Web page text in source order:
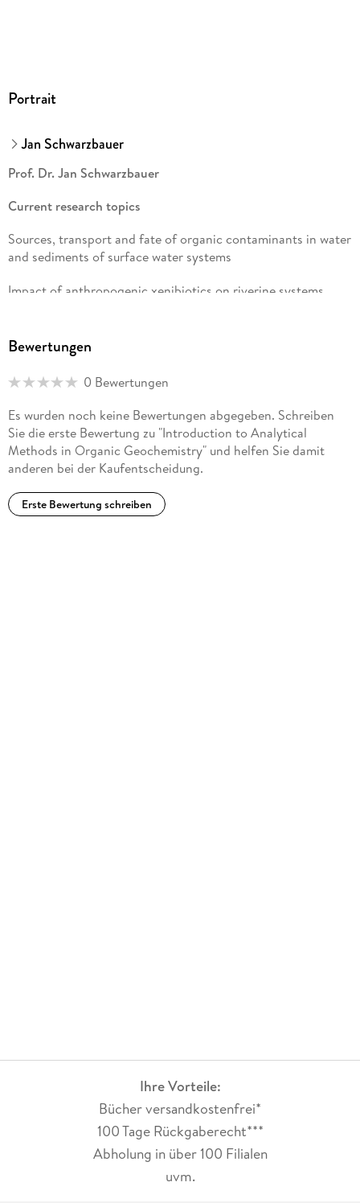
Portrait
Jan Schwarzbauer
Prof. Dr. Jan Schwarzbauer
Current research topics
Sources, transport and fate of organic contaminants in water
and sediments of surface water systems
Impact of anthropogenic xenibiotics on riverine systems
Analytical investigations on pollution sources of surface and
ground water (industrial emissions, municipal effluents, waste
deposit seepage water, mining effluents etc.)
Organic-geochemical characterization of bound residues in
riverine particulate matter
Komponentenspezifische Isotopenanalysen von organischen
Schadstoffen
Organic geochemistry, environmental chemistry.
Bewertungen
0 Bewertungen
Es wurden noch keine Bewertungen abgegeben. Schreiben
Sie die erste Bewertung zu "Introduction to Analytical
Methods in Organic Geochemistry" und helfen Sie damit
anderen bei der Kaufentscheidung.
Erste Bewertung schreiben
Ihre Vorteile:
Bücher versandkostenfrei*
100 Tage Rückgaberecht***
Abholung in über 100 Filialen
uvm.